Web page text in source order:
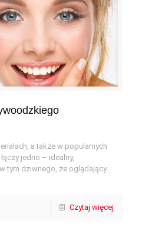
a także w popularnych
jedno – idealny,
tym dziwnego, że oglądający
Czytaj więcej